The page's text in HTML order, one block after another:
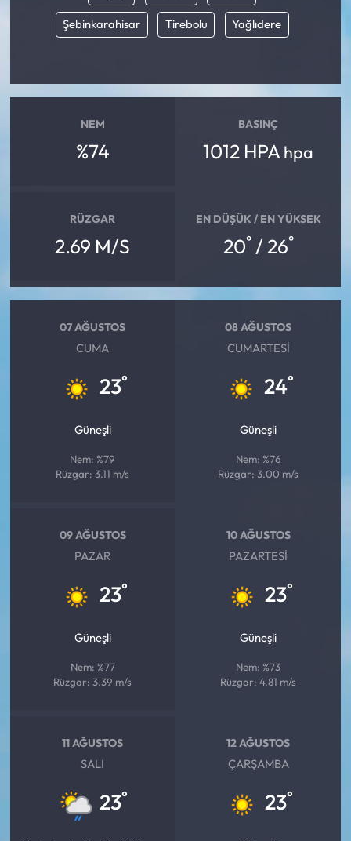
Şebinkarahisar Tirebolu Yağlıdere
NEM
%74
BASINÇ
1012 HPA hpa
RÜZGAR
2.69 M/S
EN DÜŞÜK / EN YÜKSEK
20°/ 26°
07 AĞUSTOS
CUMA
23°
Güneşli
Nem: %79
Rüzgar: 3.11 m/s
08 AĞUSTOS
CUMARTESI
24°
Güneşli
Nem: %76
Rüzgar: 3.00 m/s
09 AĞUSTOS
PAZAR
23°
Güneşli
Nem: %77
Rüzgar: 3.39 m/s
10 AĞUSTOS
PAZARTESI
23°
Güneşli
Nem: %73
Rüzgar: 4.81 m/s
11 AĞUSTOS
SALI
23°
12 AĞUSTOS
ÇARŞAMBA
23°